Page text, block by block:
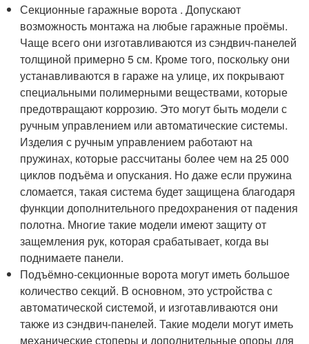
Секционные гаражные ворота . Допускают
возможность монтажа на любые гаражные проёмы.
Чаще всего они изготавливаются из сэндвич-панелей
толщиной примерно 5 см. Кроме того, поскольку они
устанавливаются в гараже на улице, их покрывают
специальными полимерными веществами, которые
предотвращают коррозию. Это могут быть модели с
ручным управлением или автоматические системы.
Изделия с ручным управлением работают на
пружинах, которые рассчитаны более чем на 25 000
циклов подъёма и опускания. Но даже если пружина
сломается, такая система будет защищена благодаря
функции дополнительного предохранения от падения
полотна. Многие такие модели имеют защиту от
защемления рук, которая срабатывает, когда вы
поднимаете панели.
Подъёмно-секционные ворота могут иметь большое
количество секций. В основном, это устройства с
автоматической системой, и изготавливаются они
также из сэндвич-панелей. Такие модели могут иметь
механические стоперы и дополнительные опоры для